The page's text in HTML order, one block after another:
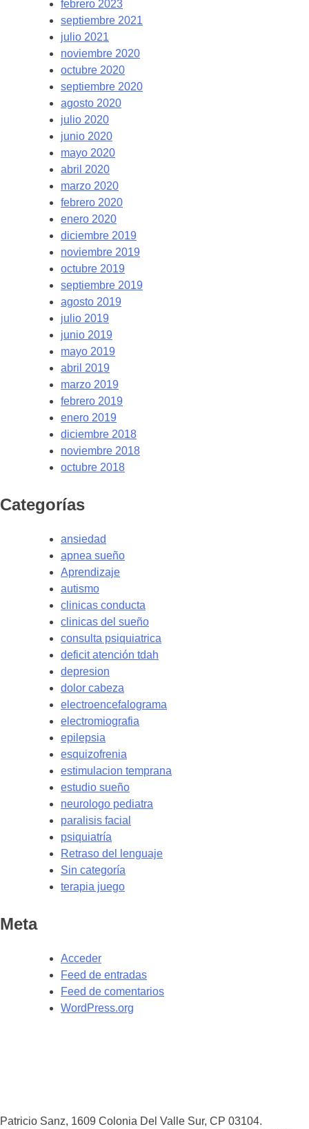
febrero 2023
septiembre 2021
julio 2021
noviembre 2020
octubre 2020
septiembre 2020
agosto 2020
julio 2020
junio 2020
mayo 2020
abril 2020
marzo 2020
febrero 2020
enero 2020
diciembre 2019
noviembre 2019
octubre 2019
septiembre 2019
agosto 2019
julio 2019
junio 2019
mayo 2019
abril 2019
marzo 2019
febrero 2019
enero 2019
diciembre 2018
noviembre 2018
octubre 2018
Categorías
ansiedad
apnea sueño
Aprendizaje
autismo
clinicas conducta
clinicas del sueño
consulta psiquiatrica
deficit atención tdah
depresion
dolor cabeza
electroencefalograma
electromiografia
epilepsia
esquizofrenia
estimulacion temprana
estudio sueño
neurologo pediatra
paralisis facial
psiquiatría
Retraso del lenguaje
Sin categoría
terapia juego
Meta
Acceder
Feed de entradas
Feed de comentarios
WordPress.org
Patricio Sanz, 1609 Colonia Del Valle Sur, CP 03104.